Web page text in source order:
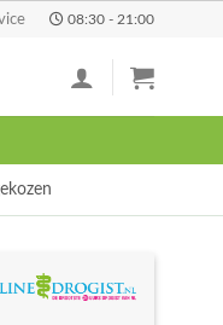
08:30 - 21:00